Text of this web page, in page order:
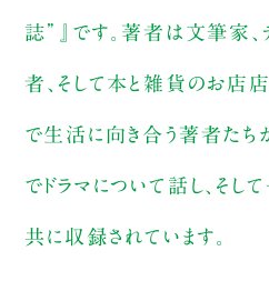
誌”』です。著者は文筆家、
者、そして本と雑貨のお店
で生活に向き合う著者た
でドラマについて話し、そし
共に収録されています。